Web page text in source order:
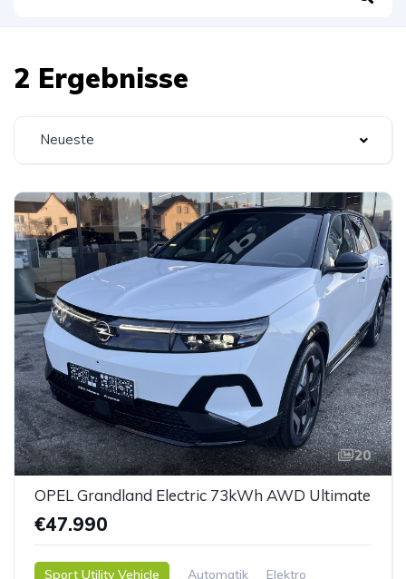
2 Ergebnisse
Neueste
20
OPEL Grandland Electric 73kWh AWD Ultimate
€47.990
Sport Utility Vehicle Automatik
Elektro